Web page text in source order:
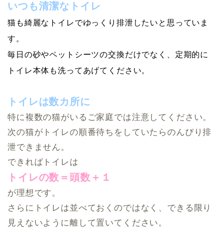
いつも清潔なトイレ
猫も綺麗なトイレでゆっくり排泄したいと思っていま
す。
毎日の砂やペットシーツの交換だけでなく、定期的に
トイレ本体も洗ってあげてください。
トイレは数カ所に
特に複数の猫がいるご家庭では注意してください。
次の猫がトイレの順番待ちをしていたらのんびり排
泄できません。
できればトイレは
トイレの数＝頭数＋１
が理想です。
さらにトイレは並べておくのではなく、できる限り
見えないように離して置いてください。